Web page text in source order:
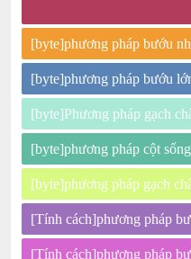
[byte]phương pháp bướu
[byte]phương pháp bướu
[byte]Phương pháp gạch
[byte]phương pháp cột
[byte]phương pháp gạch
[Tính cách]phương pháp
[Tính cách]phương pháp